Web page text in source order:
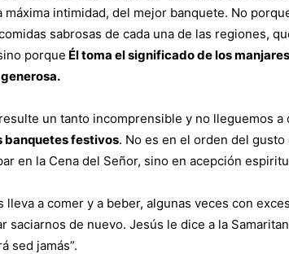
intimidad, del mejor banquete. No
sabrosas de cada una de las regiones,
porque Él toma el significado de los
un tanto incomprensible y no lleguemos a
banquetes festivos. No es en el orden del
en la Cena del Señor, sino en acepción
a comer y a beber, algunas veces con
saciarnos de nuevo. Jesús le dice a la
sed jamás”.